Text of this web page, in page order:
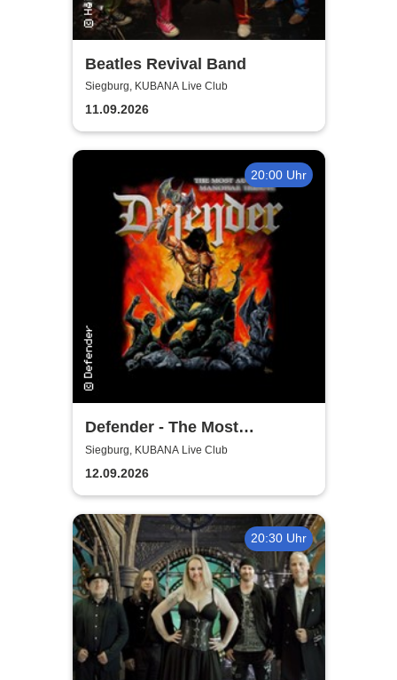
Beatles Revival Band
Siegburg, KUBANA Live Club
11.09.2026
20:00 Uhr
Defender - The Most
Authentic Manowar Tribute
Siegburg, KUBANA Live Club
12.09.2026
20:30 Uhr